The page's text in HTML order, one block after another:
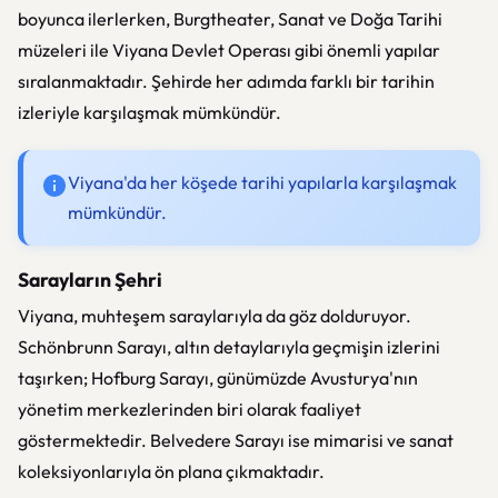
boyunca ilerlerken, Burgtheater, Sanat ve Doğa Tarihi
müzeleri ile Viyana Devlet Operası gibi önemli yapılar
sıralanmaktadır. Şehirde her adımda farklı bir tarihin
izleriyle karşılaşmak mümkündür.
Viyana'da her köşede tarihi yapılarla karşılaşmak
mümkündür.
Sarayların Şehri
Viyana, muhteşem saraylarıyla da göz dolduruyor.
Schönbrunn Sarayı, altın detaylarıyla geçmişin izlerini
taşırken; Hofburg Sarayı, günümüzde Avusturya'nın
yönetim merkezlerinden biri olarak faaliyet
göstermektedir. Belvedere Sarayı ise mimarisi ve sanat
koleksiyonlarıyla ön plana çıkmaktadır.